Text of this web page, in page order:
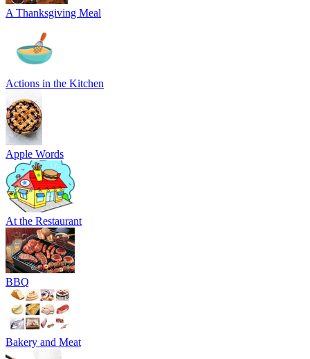
A Thanksgiving Meal
Actions in the Kitchen
Apple Words
At the Restaurant
BBQ
Bakery and Meat